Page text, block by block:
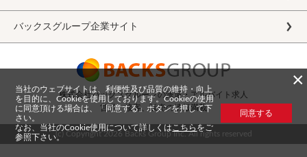
バックスグループ企業サイト
株式会社バックスグループの派遣・アルバイト求人
営業、接客、販売の情報満載
(c) Copyright2026 Backs Group Inc. All rights reserved
×
当社のウェブサイトは、利便性及び品質の維持・向上
を目的に、Cookieを使用しております。Cookieの使用
に同意頂ける場合は、「同意する」ボタンを押して下
さい。
なお、当社のCookie使用について詳しくは こちら をご
参照下さい。
同意する